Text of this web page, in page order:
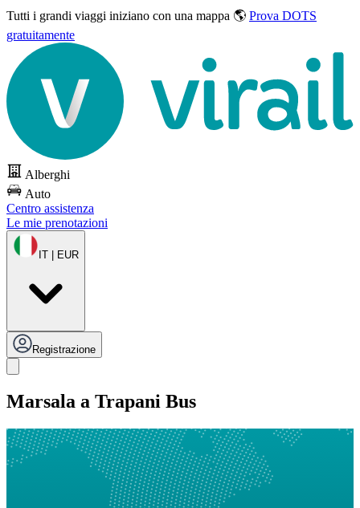
Tutti i grandi viaggi iniziano con una mappa 🌎 Prova DOTS
gratuitamente
Alberghi
Auto
Centro assistenza
Le mie prenotazioni
IT | EUR
Registrazione
Marsala a Trapani Bus